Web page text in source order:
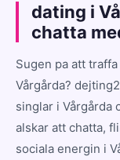
dating i
chatta
Sugen pa att
Vårgårda?
singlar i Vårgårda
alskar att chatta,
sociala energin i